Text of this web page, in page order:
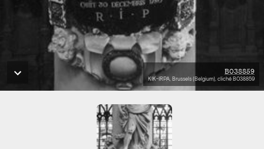
B038859
KIK-IRPA, Brussels (Belgium), cliché B038859